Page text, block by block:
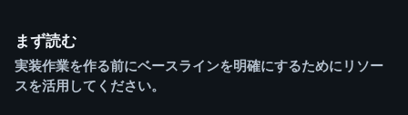
まず読む
実装作業を作る前にベースラインを明確にするためにリソー
スを活用してください。